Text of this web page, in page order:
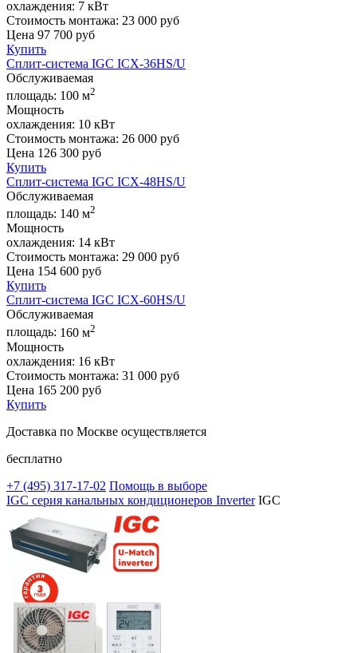
охлаждения: 7 кВт
Стоимость монтажа: 23 000 руб
Цена 97 700 руб
Купить
Сплит-система IGC ICХ-36HS/U
Обслуживаемая
площадь: 100 м2
Мощность
охлаждения: 10 кВт
Стоимость монтажа: 26 000 руб
Цена 126 300 руб
Купить
Сплит-система IGC ICХ-48HS/U
Обслуживаемая
площадь: 140 м2
Мощность
охлаждения: 14 кВт
Стоимость монтажа: 29 000 руб
Цена 154 600 руб
Купить
Сплит-система IGC ICХ-60HS/U
Обслуживаемая
площадь: 160 м2
Мощность
охлаждения: 16 кВт
Стоимость монтажа: 31 000 руб
Цена 165 200 руб
Купить
Доставка по Москве осуществляется
бесплатно
+7 (495) 317-17-02 Помощь в выборе
IGC серия канальных кондиционеров Inverter IGC